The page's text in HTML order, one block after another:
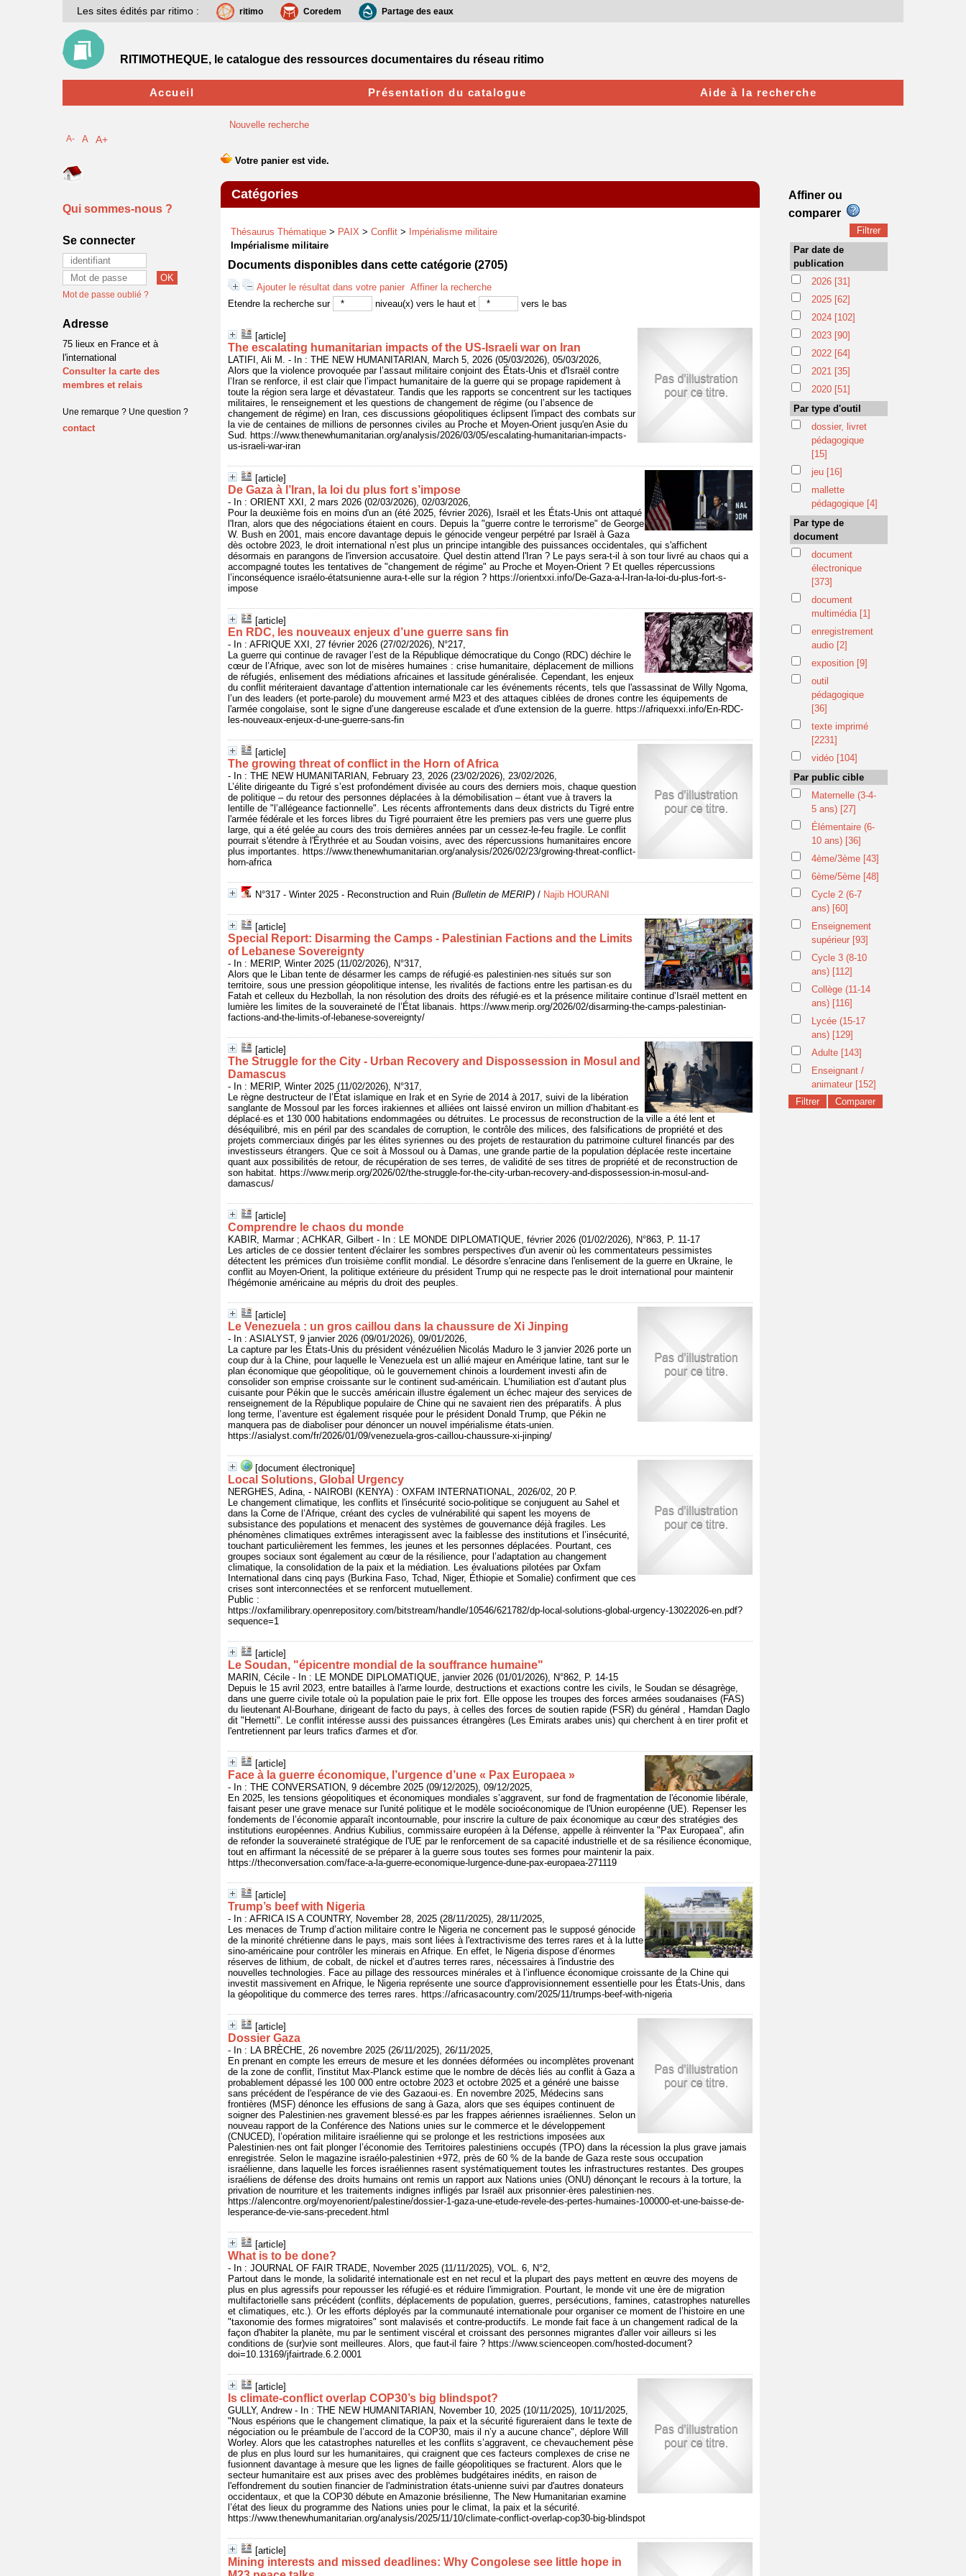
Nouvelle recherche
Catégories
Thésaurus Thématique > PAIX > Conflit >
Impérialisme militaire
Impérialisme militaire
Documents disponibles dans cette catégorie (2705)
Ajouter le résultat dans votre panier Affiner la recherche
Etendre la recherche sur
niveau(x) vers le haut et vers le bas
[article]
The escalating humanitarian impacts of the US-Israeli war on Iran
LATIFI, Ali M. - In : THE NEW HUMANITARIAN, March 5, 2026 (05/03/2026), 05/03/2026,
Alors que la violence provoquée par l’assaut militaire conjoint des États-Unis et d'Israël contre
l’Iran se renforce, il est clair que l’impact humanitaire de la guerre qui se propage rapidement à
toute la région sera large et dévastateur. Tandis que les rapports se concentrent sur les tactiques
militaires, le renseignement et les questions de changement de régime (ou l’absence de
changement de régime) en Iran, ces discussions géopolitiques éclipsent l'impact des combats sur
la vie de centaines de millions de personnes civiles au Proche et Moyen-Orient jusqu'en Asie du
Sud. https://www.thenewhumanitarian.org/analysis/2026/03/05/escalating-humanitarian-impacts-
us-israeli-war-iran
[article]
De Gaza à l’Iran, la loi du plus fort s’impose
- In : ORIENT XXI, 2 mars 2026 (02/03/2026), 02/03/2026,
Pour la deuxième fois en moins d'un an (été 2025, février 2026), Israël et les États-Unis ont attaqué
l'Iran, alors que des négociations étaient en cours. Depuis la "guerre contre le terrorisme" de George
W. Bush en 2001, mais encore davantage depuis le génocide vengeur perpétré par Israël à Gaza
dès octobre 2023, le droit international n’est plus un principe intangible des puissances occidentales, qui s'affichent
désormais en parangons de l'inversion accusatoire. Quel destin attend l'Iran ? Le pays sera-t-il à son tour livré au chaos qui a
accompagné toutes les tentatives de "changement de régime" au Proche et Moyen-Orient ? Et quelles répercussions
l’inconséquence israélo-étatsunienne aura-t-elle sur la région ? https://orientxxi.info/De-Gaza-a-l-Iran-la-loi-du-plus-fort-s-
impose
[article]
En RDC, les nouveaux enjeux d’une guerre sans fin
- In : AFRIQUE XXI, 27 février 2026 (27/02/2026), N°217,
La guerre qui continue de ravager l’est de la République démocratique du Congo (RDC) déchire le
cœur de l’Afrique, avec son lot de misères humaines : crise humanitaire, déplacement de millions
de réfugiés, enlisement des médiations africaines et lassitude généralisée. Cependant, les enjeux
du conflit mériteraient davantage d’attention internationale car les événements récents, tels que l'assassinat de Willy Ngoma,
l’un des leaders (et porte-parole) du mouvement armé M23 et des attaques ciblées de drones contre les équipements de
l'armée congolaise, sont le signe d’une dangereuse escalade et d'une extension de la guerre. https://afriquexxi.info/En-RDC-
les-nouveaux-enjeux-d-une-guerre-sans-fin
[article]
The growing threat of conflict in the Horn of Africa
- In : THE NEW HUMANITARIAN, February 23, 2026 (23/02/2026), 23/02/2026,
L’élite dirigeante du Tigré s’est profondément divisée au cours des derniers mois, chaque question
de politique – du retour des personnes déplacées à la démobilisation – étant vue à travers la
lentille de "l’allégeance factionnelle". Les récents affrontements dans deux districts du Tigré entre
l'armée fédérale et les forces libres du Tigré pourraient être les premiers pas vers une guerre plus
large, qui a été gelée au cours des trois dernières années par un cessez-le-feu fragile. Le conflit
pourrait s'étendre à l'Érythrée et au Soudan voisins, avec des répercussions humanitaires encore
plus importantes. https://www.thenewhumanitarian.org/analysis/2026/02/23/growing-threat-conflict-
horn-africa
N°317 - Winter 2025 - Reconstruction and Ruin (Bulletin de MERIP) / Najib HOURANI
[article]
Special Report: Disarming the Camps - Palestinian Factions and the Limits
of Lebanese Sovereignty
- In : MERIP, Winter 2025 (11/02/2026), N°317,
Alors que le Liban tente de désarmer les camps de réfugié·es palestinien·nes situés sur son
territoire, sous une pression géopolitique intense, les rivalités de factions entre les partisan·es du
Fatah et celleux du Hezbollah, la non résolution des droits des réfugié·es et la présence militaire continue d’Israël mettent en
lumière les limites de la souveraineté de l’État libanais. https://www.merip.org/2026/02/disarming-the-camps-palestinian-
factions-and-the-limits-of-lebanese-sovereignty/
[article]
The Struggle for the City - Urban Recovery and Dispossession in Mosul and
Damascus
- In : MERIP, Winter 2025 (11/02/2026), N°317,
Le règne destructeur de l’État islamique en Irak et en Syrie de 2014 à 2017, suivi de la libération
sanglante de Mossoul par les forces irakiennes et alliées ont laissé environ un million d’habitant·es
déplacé·es et 130 000 habitations endommagées ou détruites. Le processus de reconstruction de la ville a été lent et
déséquilibré, mis en péril par des scandales de corruption, le contrôle des milices, des falsifications de propriété et des
projets commerciaux dirigés par les élites syriennes ou des projets de restauration du patrimoine culturel financés par des
investisseurs étrangers. Que ce soit à Mossoul ou à Damas, une grande partie de la population déplacée reste incertaine
quant aux possibilités de retour, de récupération de ses terres, de validité de ses titres de propriété et de reconstruction de
son habitat. https://www.merip.org/2026/02/the-struggle-for-the-city-urban-recovery-and-dispossession-in-mosul-and-
damascus/
[article]
Comprendre le chaos du monde
KABIR, Marmar ; ACHKAR, Gilbert - In : LE MONDE DIPLOMATIQUE, février 2026 (01/02/2026), N°863, P. 11-17
Les articles de ce dossier tentent d'éclairer les sombres perspectives d'un avenir où les commentateurs pessimistes
détectent les prémices d'un troisième conflit mondial. Le désordre s'enracine dans l'enlisement de la guerre en Ukraine, le
conflit au Moyen-Orient, la politique extérieure du président Trump qui ne respecte pas le droit international pour maintenir
l'hégémonie américaine au mépris du droit des peuples.
[article]
Le Venezuela : un gros caillou dans la chaussure de Xi Jinping
- In : ASIALYST, 9 janvier 2026 (09/01/2026), 09/01/2026,
La capture par les États-Unis du président vénézuélien Nicolás Maduro le 3 janvier 2026 porte un
coup dur à la Chine, pour laquelle le Venezuela est un allié majeur en Amérique latine, tant sur le
plan économique que géopolitique, où le gouvernement chinois a lourdement investi afin de
consolider son emprise croissante sur le continent sud-américain. L’humiliation est d’autant plus
cuisante pour Pékin que le succès américain illustre également un échec majeur des services de
renseignement de la République populaire de Chine qui ne savaient rien des préparatifs. À plus
long terme, l’aventure est également risquée pour le président Donald Trump, que Pékin ne
manquera pas de diaboliser pour dénoncer un nouvel impérialisme états-unien.
https://asialyst.com/fr/2026/01/09/venezuela-gros-caillou-chaussure-xi-jinping/
[document électronique]
Local Solutions, Global Urgency
NERGHES, Adina, - NAIROBI (KENYA) : OXFAM INTERNATIONAL, 2026/02, 20 P.
Le changement climatique, les conflits et l'insécurité socio-politique se conjuguent au Sahel et
dans la Corne de l’Afrique, créant des cycles de vulnérabilité qui sapent les moyens de
subsistance des populations et menacent des systèmes de gouvernance déjà fragiles. Les
phénomènes climatiques extrêmes interagissent avec la faiblesse des institutions et l’insécurité,
touchant particulièrement les femmes, les jeunes et les personnes déplacées. Pourtant, ces
groupes sociaux sont également au cœur de la résilience, pour l’adaptation au changement
climatique, la consolidation de la paix et la médiation. Les évaluations pilotées par Oxfam
International dans cinq pays (Burkina Faso, Tchad, Niger, Éthiopie et Somalie) confirment que ces
crises sont interconnectées et se renforcent mutuellement.
Public :
https://oxfamilibrary.openrepository.com/bitstream/handle/10546/621782/dp-local-solutions-global-urgency-13022026-en.pdf?
sequence=1
[article]
Le Soudan, "épicentre mondial de la souffrance humaine"
MARIN, Cécile - In : LE MONDE DIPLOMATIQUE, janvier 2026 (01/01/2026), N°862, P. 14-15
Depuis le 15 avril 2023, entre batailles à l'arme lourde, destructions et exactions contre les civils, le Soudan se désagrège,
dans une guerre civile totale où la population paie le prix fort. Elle oppose les troupes des forces armées soudanaises (FAS)
du lieutenant Al-Bourhane, dirigeant de facto du pays, à celles des forces de soutien rapide (FSR) du général , Hamdan Daglo
dit "Hernetti". Le conflit intéresse aussi des puissances étrangères (Les Emirats arabes unis) qui cherchent à en tirer profit et
l'entretiennent par leurs trafics d'armes et d'or.
[article]
Face à la guerre économique, l’urgence d’une « Pax Europaea »
- In : THE CONVERSATION, 9 décembre 2025 (09/12/2025), 09/12/2025,
En 2025, les tensions géopolitiques et économiques mondiales s’aggravent, sur fond de fragmentation de l'économie libérale,
faisant peser une grave menace sur l'unité politique et le modèle socioéconomique de l'Union européenne (UE). Repenser les
fondements de l’économie apparaît incontournable, pour inscrire la culture de paix économique au cœur des stratégies des
institutions européennes. Andrius Kubilius, commissaire européen à la Défense, appelle à réinventer la "Pax Europaea", afin
de refonder la souveraineté stratégique de l'UE par le renforcement de sa capacité industrielle et de sa résilience économique,
tout en affirmant la nécessité de se préparer à la guerre sous toutes ses formes pour maintenir la paix.
https://theconversation.com/face-a-la-guerre-economique-lurgence-dune-pax-europaea-271119
[article]
Trump’s beef with Nigeria
- In : AFRICA IS A COUNTRY, November 28, 2025 (28/11/2025), 28/11/2025,
Les menaces de Trump d’action militaire contre le Nigeria ne concernent pas le supposé génocide
de la minorité chrétienne dans le pays, mais sont liées à l'extractivisme des terres rares et à la lutte
sino-américaine pour contrôler les minerais en Afrique. En effet, le Nigeria dispose d’énormes
réserves de lithium, de cobalt, de nickel et d’autres terres rares, nécessaires à l'industrie des
nouvelles technologies. Face au pillage des ressources minérales et à l’influence économique croissante de la Chine qui
investit massivement en Afrique, le Nigeria représente une source d'approvisionnement essentielle pour les États-Unis, dans
la géopolitique du commerce des terres rares. https://africasacountry.com/2025/11/trumps-beef-with-nigeria
[article]
Dossier Gaza
- In : LA BRÈCHE, 26 novembre 2025 (26/11/2025), 26/11/2025,
En prenant en compte les erreurs de mesure et les données déformées ou incomplètes provenant
de la zone de conflit, l'institut Max-Planck estime que le nombre de décès liés au conflit à Gaza a
probablement dépassé les 100 000 entre octobre 2023 et octobre 2025 et a généré une baisse
sans précédent de l'espérance de vie des Gazaoui·es. En novembre 2025, Médecins sans
frontières (MSF) dénonce les effusions de sang à Gaza, alors que ses équipes continuent de
soigner des Palestinien·nes gravement blessé·es par les frappes aériennes israéliennes. Selon un
nouveau rapport de la Conférence des Nations unies sur le commerce et le développement
(CNUCED), l’opération militaire israélienne qui se prolonge et les restrictions imposées aux
Palestinien·nes ont fait plonger l’économie des Territoires palestiniens occupés (TPO) dans la récession la plus grave jamais
enregistrée. Selon le magazine israélo-palestinien +972, près de 60 % de la bande de Gaza reste sous occupation
israélienne, dans laquelle les forces israéliennes rasent systématiquement toutes les infrastructures restantes. Des groupes
israéliens de défense des droits humains ont remis un rapport aux Nations unies (ONU) dénonçant le recours à la torture, la
privation de nourriture et les traitements indignes infligés par Israël aux prisonnier·ères palestinien·nes.
https://alencontre.org/moyenorient/palestine/dossier-1-gaza-une-etude-revele-des-pertes-humaines-100000-et-une-baisse-de-
lesperance-de-vie-sans-precedent.html
[article]
What is to be done?
- In : JOURNAL OF FAIR TRADE, November 2025 (11/11/2025), VOL. 6, N°2,
Partout dans le monde, la solidarité internationale est en net recul et la plupart des pays mettent en œuvre des moyens de
plus en plus agressifs pour repousser les réfugié·es et réduire l'immigration. Pourtant, le monde vit une ère de migration
multifactorielle sans précédent (conflits, déplacements de population, guerres, persécutions, famines, catastrophes naturelles
et climatiques, etc.). Or les efforts déployés par la communauté internationale pour organiser ce moment de l’histoire en une
"taxonomie des formes migratoires" sont malavisés et contre-productifs. Le monde fait face à un changement radical de la
façon d'habiter la planète, mu par le sentiment viscéral et croissant des personnes migrantes d'aller voir ailleurs si les
conditions de (sur)vie sont meilleures. Alors, que faut-il faire ? https://www.scienceopen.com/hosted-document?
doi=10.13169/jfairtrade.6.2.0001
[article]
Is climate-conflict overlap COP30’s big blindspot?
GULLY, Andrew - In : THE NEW HUMANITARIAN, November 10, 2025 (10/11/2025), 10/11/2025,
"Nous espérions que le changement climatique, la paix et la sécurité figureraient dans le texte de
négociation ou le préambule de l’accord de la COP30, mais il n’y a aucune chance", déplore Will
Worley. Alors que les catastrophes naturelles et les conflits s’aggravent, ce chevauchement pèse
de plus en plus lourd sur les humanitaires, qui craignent que ces facteurs complexes de crise ne
fusionnent davantage à mesure que les lignes de faille géopolitiques se fracturent. Alors que le
secteur humanitaire est aux prises avec des problèmes budgétaires inédits, en raison de
l'effondrement du soutien financier de l'administration états-unienne suivi par d'autres donateurs
occidentaux, et que la COP30 débute en Amazonie brésilienne, The New Humanitarian examine
l’état des lieux du programme des Nations unies pour le climat, la paix et la sécurité.
https://www.thenewhumanitarian.org/analysis/2025/11/10/climate-conflict-overlap-cop30-big-blindspot
[article]
Mining interests and missed deadlines: Why Congolese see little hope in
Les sites édités par ritimo : ritimo Coredem Partage des eaux
RITIMOTHEQUE, le catalogue des ressources documentaires du réseau ritimo
Accueil Présentation du catalogue Aide à la recherche
A- A A+
Qui sommes-nous ?
Se connecter
Mot de passe oublié ?
Adresse
75 lieux en France et à
l'international
Consulter la carte des
membres et relais
Une remarque ? Une question ?
contact
Affiner ou
comparer
Par date de
publication
2026 [31]
2025 [62]
2024 [102]
2023 [90]
2022 [64]
2021 [35]
2020 [51]
Par type d'outil
dossier, livret
pédagogique
[15]
jeu [16]
mallette
pédagogique [4]
Par type de
document
document
électronique
[373]
document
multimédia [1]
enregistrement
audio [2]
exposition [9]
outil
pédagogique
[36]
texte imprimé
[2231]
vidéo [104]
Par public cible
Maternelle (3-4-
5 ans) [27]
Élémentaire (6-
10 ans) [36]
4ème/3ème [43]
6ème/5ème [48]
Cycle 2 (6-7
ans) [60]
Enseignement
supérieur [93]
Cycle 3 (8-10
ans) [112]
Collège (11-14
ans) [116]
Lycée (15-17
ans) [129]
Adulte [143]
Enseignant /
animateur [152]